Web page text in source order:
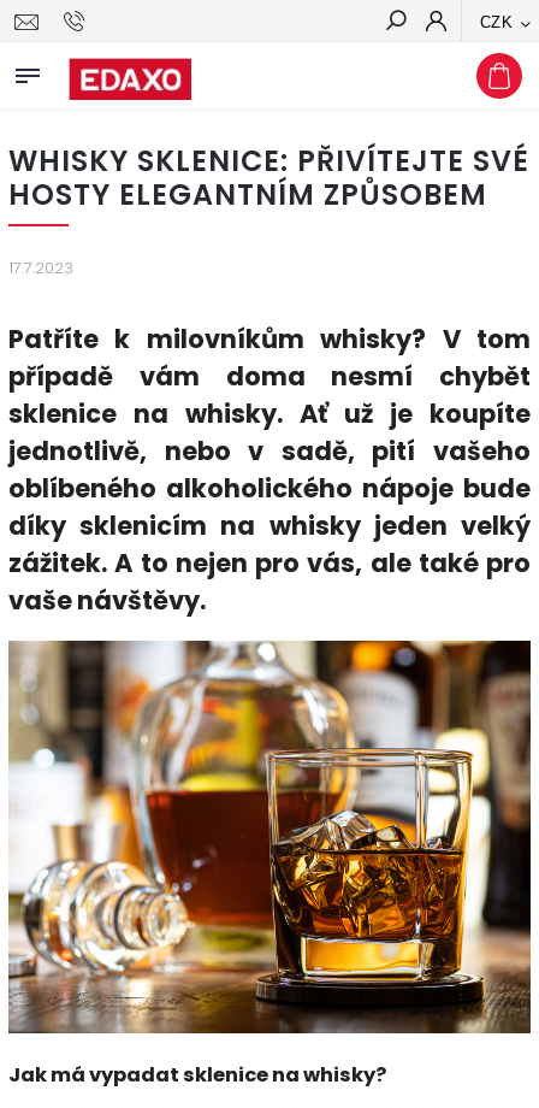
CZK
Hledat
WHISKY SKLENICE: PŘIVÍTEJTE SVÉ
HOSTY ELEGANTNÍM ZPŮSOBEM
17.7.2023
Patříte k milovníkům whisky? V tom
případě vám doma nesmí chybět
sklenice na whisky. Ať už je koupíte
jednotlivě, nebo v sadě, pití vašeho
oblíbeného alkoholického nápoje bude
díky sklenicím na whisky jeden velký
zážitek. A to nejen pro vás, ale také pro
vaše návštěvy.
Jak má vypadat sklenice na whisky?